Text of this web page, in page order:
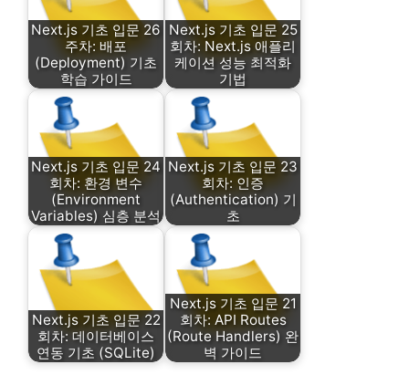
Next.js 기초 입문 26
주차: 배포
(Deployment) 기초
학습 가이드
Next.js 기초 입문 25
회차: Next.js 애플리
케이션 성능 최적화
기법
Next.js 기초 입문 24
회차: 환경 변수
(Environment
Variables) 심층 분석
Next.js 기초 입문 23
회차: 인증
(Authentication) 기
초
Next.js 기초 입문 22
회차: 데이터베이스
연동 기초 (SQLite)
Next.js 기초 입문 21
회차: API Routes
(Route Handlers) 완
벽 가이드